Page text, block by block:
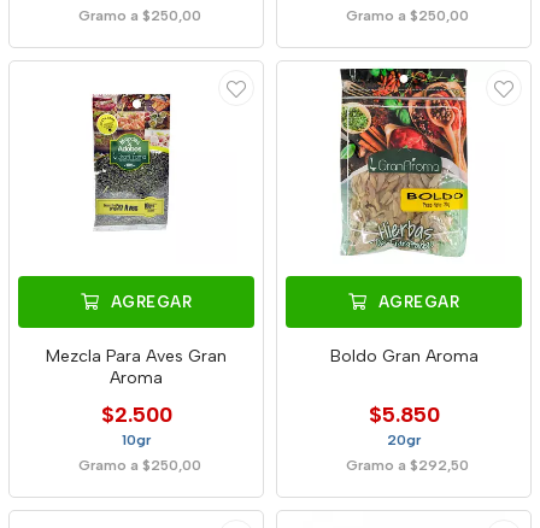
Gramo a $250,00
Gramo a $250,00
AGREGAR
Mezcla Para Aves Gran
Aroma
$2.500
10gr
Gramo a $250,00
AGREGAR
Boldo Gran Aroma
$5.850
20gr
Gramo a $292,50